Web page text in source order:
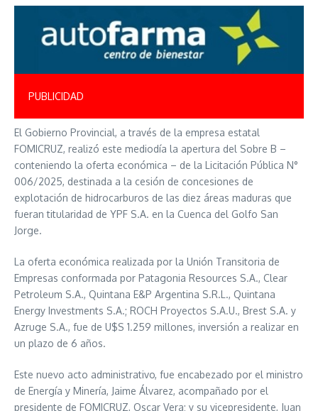
PUBLICIDAD
El Gobierno Provincial, a través de la empresa estatal
FOMICRUZ, realizó este mediodía la apertura del Sobre B –
conteniendo la oferta económica – de la Licitación Pública N°
006/2025, destinada a la cesión de concesiones de
explotación de hidrocarburos de las diez áreas maduras que
fueran titularidad de YPF S.A. en la Cuenca del Golfo San
Jorge.
La oferta económica realizada por la Unión Transitoria de
Empresas conformada por Patagonia Resources S.A., Clear
Petroleum S.A., Quintana E&P Argentina S.R.L., Quintana
Energy Investments S.A.; ROCH Proyectos S.A.U., Brest S.A. y
Azruge S.A., fue de U$S 1.259 millones, inversión a realizar en
un plazo de 6 años.
Este nuevo acto administrativo, fue encabezado por el ministro
de Energía y Minería, Jaime Álvarez, acompañado por el
presidente de FOMICRUZ, Oscar Vera; y su vicepresidente, Juan